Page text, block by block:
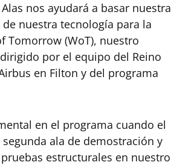
nos ayudará a basar nuestra
nuestra tecnología para la
Tomorrow (WoT), nuestro
por el equipo del Reino
en Filton y del programa
en el programa cuando el
ala de demostración y
estructurales en nuestro